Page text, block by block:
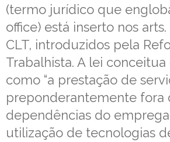
(termo jurídico que
office) está inserto nos arts.
CLT, introduzidos pela
Trabalhista. A lei
como “a prestação de
preponderantemente fora
dependências do
utilização de tecnologias